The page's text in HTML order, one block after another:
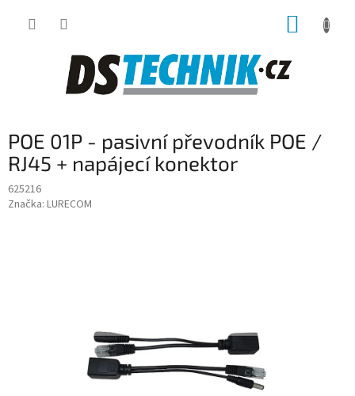
POE 01P - pasivní převodník POE /
RJ45 + napájecí konektor
625216
Značka: LURECOM